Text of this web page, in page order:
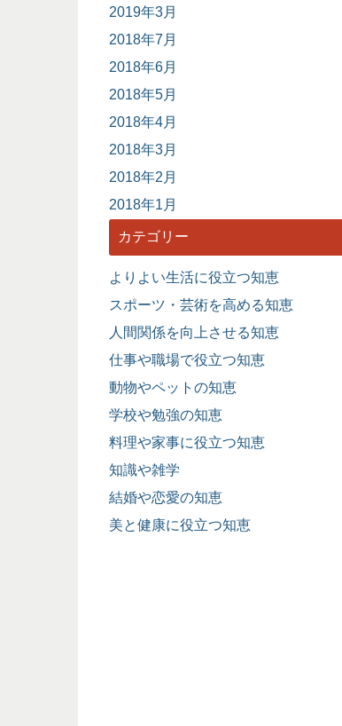
2019年3月
2018年7月
2018年6月
2018年5月
2018年4月
2018年3月
2018年2月
2018年1月
カテゴリー
よりよい生活に役立つ知恵
スポーツ・芸術を高める知恵
人間関係を向上させる知恵
仕事や職場で役立つ知恵
動物やペットの知恵
学校や勉強の知恵
料理や家事に役立つ知恵
知識や雑学
結婚や恋愛の知恵
美と健康に役立つ知恵